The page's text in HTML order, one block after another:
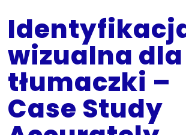
wizualna dla
tłumaczki –
Case Study